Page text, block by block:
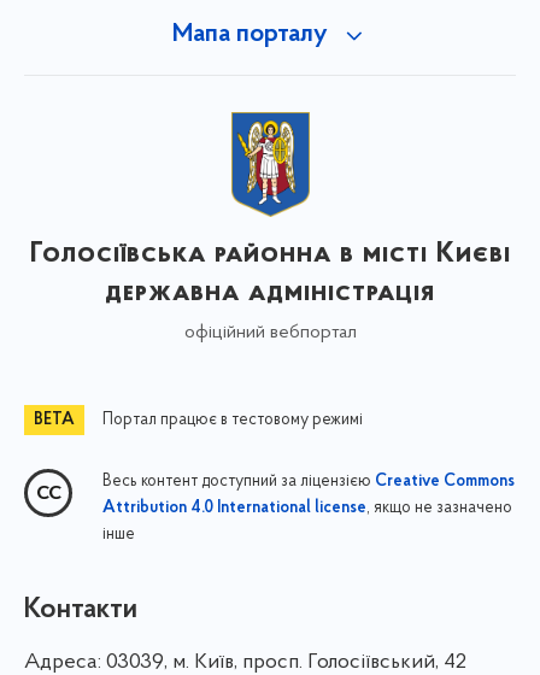
Мапа порталу
Голосіївська районна в місті Києві
державна адміністрація
офіційний вебпортал
Портал працює в тестовому режимі
Весь контент доступний за ліцензією Creative Commons
Attribution 4.0 International license, якщо не зазначено
інше
Контакти
Адреса: 03039, м. Київ, просп. Голосіївський, 42